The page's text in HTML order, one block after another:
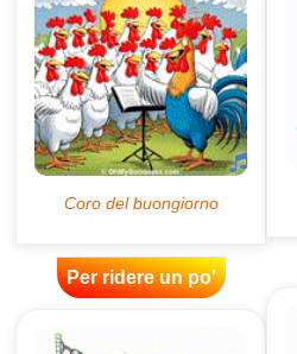
Per ridere un po'